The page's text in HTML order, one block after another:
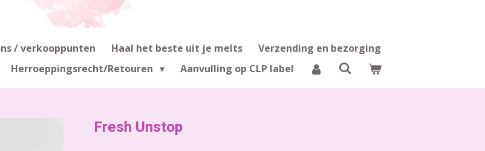
/ verkooppunten Haal het beste uit je melts
Verzending en bezorging
Herroeppingsrecht/Retouren Aanvulling op CLP label
Fresh Unstop